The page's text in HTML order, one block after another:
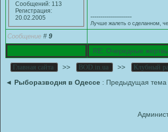
Сообщений: 113
Регистрация:
20.02.2005
---------------------
Лучше жалеть о сделанном,
Сообщение # 9
RE: Очередные жертвы
Главная сайта >> BOD.in.ua >> Клубный
◄ Рыборазводня в Одессе : Предыдущая тема